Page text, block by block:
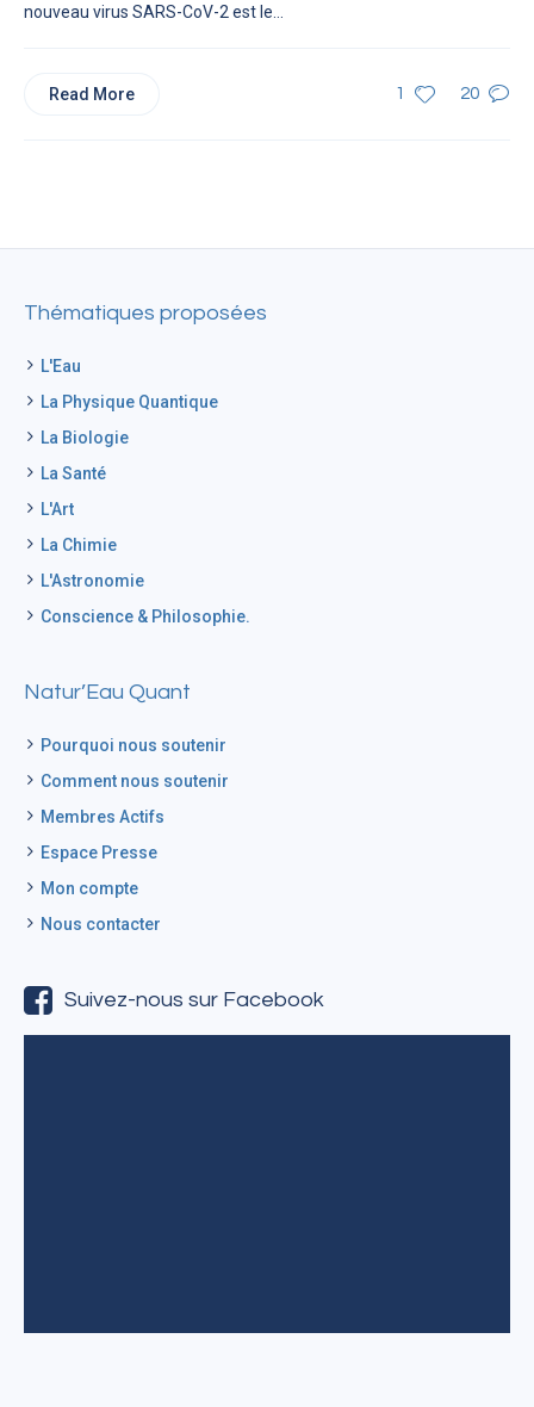
nouveau virus SARS-CoV-2 est le...
1 20
Read More
Thématiques proposées
L'Eau
La Physique Quantique
La Biologie
La Santé
L'Art
La Chimie
L'Astronomie
Conscience & Philosophie.
Natur’Eau Quant
Pourquoi nous soutenir
Comment nous soutenir
Membres Actifs
Espace Presse
Mon compte
Nous contacter
Suivez-nous sur Facebook